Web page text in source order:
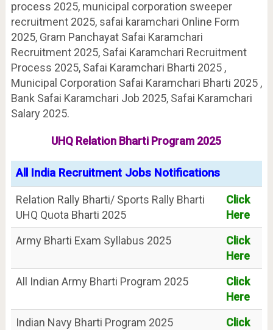
process 2025, municipal corporation sweeper
recruitment 2025, safai karamchari Online Form
2025, Gram Panchayat Safai Karamchari
Recruitment 2025, Safai Karamchari Recruitment
Process 2025, Safai Karamchari Bharti 2025 ,
Municipal Corporation Safai Karamchari Bharti 2025 ,
Bank Safai Karamchari Job 2025, Safai Karamchari
Salary 2025.
UHQ Relation Bharti Program 2025
All India Recruitment Jobs Notifications
Relation Rally Bharti/ Sports Rally Bharti
UHQ Quota Bharti 2025
Click
Here
Army Bharti Exam Syllabus 2025
Click
Here
All Indian Army Bharti Program 2025
Click
Here
Indian Navy Bharti Program 2025
Click